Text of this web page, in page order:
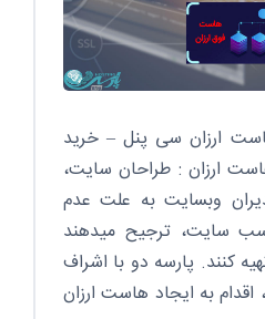
ارزان سی پنل – خرید
ارزان : طراحان سایت،
وبسایت به علت عدم
سایت، ترجیح میدهند
کنند. پارسه دو با اشراف
اقدام به ایجاد هاست ارزان